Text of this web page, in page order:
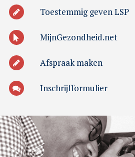
Toestemmig geven LSP
MijnGezondheid.net
Afspraak maken
Inschrijfformulier